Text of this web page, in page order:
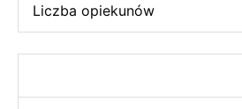
Liczba opiekunów